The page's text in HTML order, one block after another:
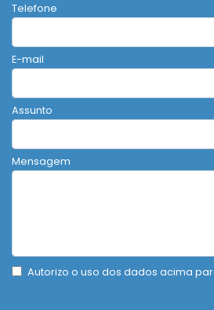
Telefone
E-mail
Assunto
Mensagem
Autorizo o uso dos dados acima